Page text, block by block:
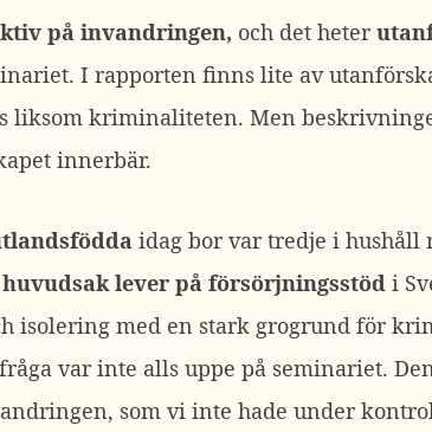
på invandringen, och det heter
I rapporten finns lite av
liksom kriminaliteten. Men
innerbär.
idag bor var tredje i hushåll
lever på försörjningsstöd i
isolering med en stark grogrund för
var inte alls uppe på seminariet.
som vi inte hade under